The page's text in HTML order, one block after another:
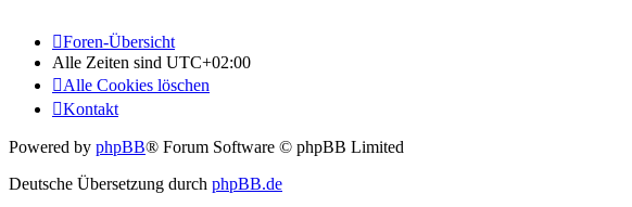
Foren-Übersicht
Alle Zeiten sind UTC+02:00
Alle Cookies löschen
Kontakt
Powered by phpBB® Forum Software © phpBB Limited
Deutsche Übersetzung durch phpBB.de